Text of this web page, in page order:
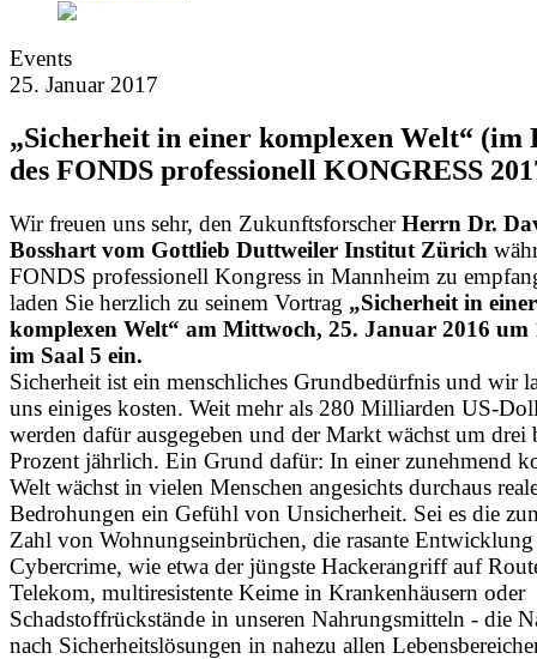
Events
25. Januar 2017
„Sicherheit in einer komplexen Welt“ (im
des FONDS professionell KONGRESS
Wir freuen uns sehr, den ZukunftsforscherHerrn Dr.
Bosshart vom Gottlieb Duttweiler Institut Zürich
FONDS professionell Kongress in Mannheim zu
laden Sie herzlich zu seinem Vortrag „Sicherheit in einer
komplexen Welt“ am Mittwoch, 25. Januar 2016 um
im Saal 5 ein.
Sicherheit ist ein menschliches Grundbedürfnis und wir
uns einiges kosten. Weit mehr als 280 Milliarden US-
werden dafür ausgegeben und der Markt wächst um drei
Prozent jährlich. Ein Grund dafür: In einer zunehmend
Welt wächst in vielen Menschen angesichts durchaus
Bedrohungen ein Gefühl von Unsicherheit. Sei es die
Zahl von Wohnungseinbrüchen, die rasante
Cybercrime, wie etwa der jüngste Hackerangriff auf
Telekom, multiresistente Keime in Krankenhäusern oder
Schadstoffrückstände in unseren Nahrungsmitteln - die
nach Sicherheitslösungen in nahezu allen